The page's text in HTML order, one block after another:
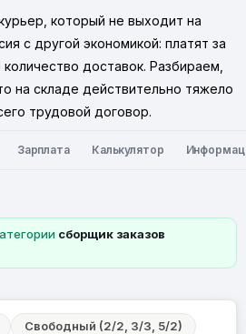
который не выходит на
с другой экономикой: платят за
доставок. Разбираем,
на складе действительно тяжело
трудовой договор.
Зарплата Калькулятор
сборщик заказов
Свободный (2/2, 3/3, 5/2)